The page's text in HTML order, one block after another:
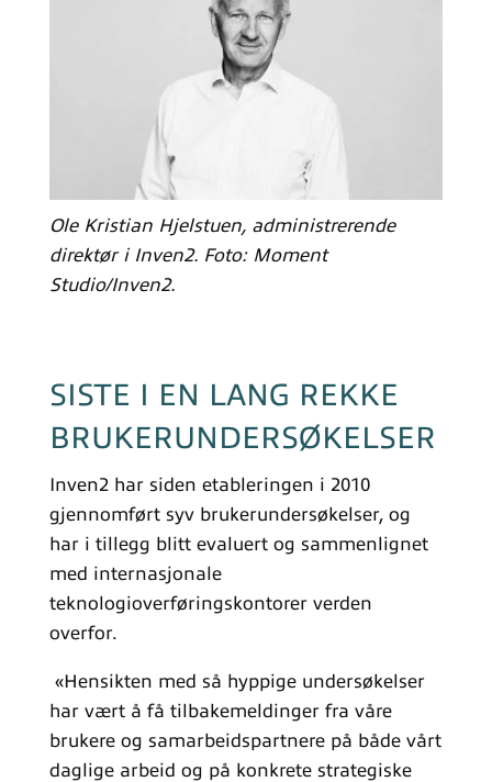
Ole Kristian Hjelstuen, administrerende
direktør i Inven2. Foto: Moment
Studio/Inven2.
SISTE I EN LANG REKKE
BRUKERUNDERSØKELSER
Inven2 har siden etableringen i 2010
gjennomført syv brukerundersøkelser, og
har i tillegg blitt evaluert og sammenlignet
med internasjonale
teknologioverføringskontorer verden
overfor.
«Hensikten med så hyppige undersøkelser
har vært å få tilbakemeldinger fra våre
brukere og samarbeidspartnere på både vårt
daglige arbeid og på konkrete strategiske